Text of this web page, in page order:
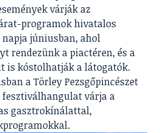
várják az
programok hivatalos
júniusban, ahol
rendezünk a piactéren, és a
is kóstolhatják a látogatók.
a Törley Pezsgőpincészet
fesztiválhangulat várja a
gasztrokínálattal,